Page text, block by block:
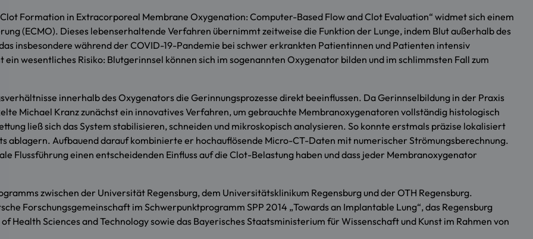
Formation in Extracorporeal Membrane Oxygenation: Computer-Based Flow and Clot Evaluation“ widmet sich einem
(ECMO). Dieses lebenserhaltende Verfahren übernimmt zeitweise die Funktion der Lunge, indem Blut außerhalb des
insbesondere während der COVID-19-Pandemie bei schwer erkrankten Patientinnen und Patienten intensiv
wesentliches Risiko: Blutgerinnsel können sich im sogenannten Oxygenator bilden und im schlimmsten Fall zum
innerhalb des Oxygenators die Gerinnungsprozesse direkt beeinflussen. Da Gerinnselbildung in der Praxis
Michael Kranz zunächst ein innovatives Verfahren, um gebrauchte Membranoxygenatoren vollständig histologisch
ließ sich das System stabilisieren, schneiden und mikroskopisch analysieren. So konnte erstmals präzise lokalisiert
ablagern. Aufbauend darauf kombinierte er hochauflösende Micro-CT-Daten mit numerischer Strömungsberechnung.
Flussführung einen entscheidenden Einfluss auf die Clot-Belastung haben und dass jeder Membranoxygenator
zwischen der Universität Regensburg, dem Universitätsklinikum Regensburg und der OTH Regensburg.
Forschungsgemeinschaft im Schwerpunktprogramm SPP 2014 „Towards an Implantable Lung“, das Regensburg
Health Sciences and Technology sowie das Bayerisches Staatsministerium für Wissenschaft und Kunst im Rahmen von